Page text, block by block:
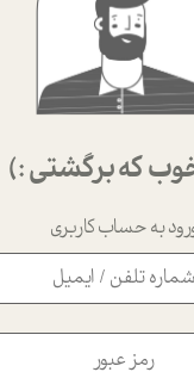
تقویم دیواری
که برگشتی :)
به حساب کاربری